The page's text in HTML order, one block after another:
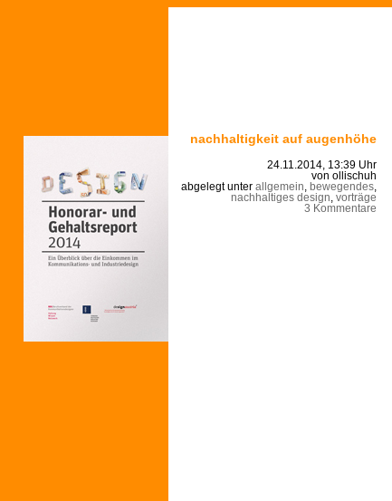
nachhaltigkeit auf augenhöhe
24.11.2014, 13:39 Uhr
von ollischuh
abgelegt unter allgemein bewegendes
nachhaltiges design vorträge
3 Kommentare